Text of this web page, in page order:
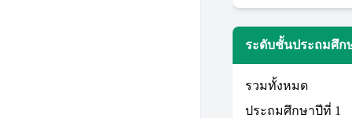
ระดับชั้นประถมศึก
รวมทั้งหมด
ประถมศึกษาปีที่ 1